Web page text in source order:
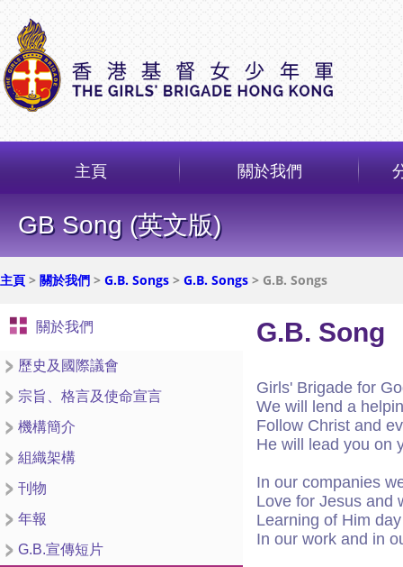
主頁 關於我們
GB Song (英文版)
主頁 > 關於我們 > G.B. Songs > G.B. Songs > G.B. Songs
關於我們
歷史及國際議會
宗旨、格言及使命宣言
機構簡介
組織架構
刊物
年報
G.B.宣傳短片
G.B. Song
Girls' Brigade for
We will lend a
Follow Christ and
He will lead you on
In our companies
Love for Jesus and
Learning of Him
In our work and in